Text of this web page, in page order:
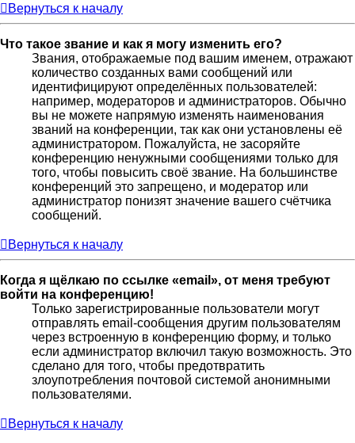
Вернуться к началу
Что такое звание и как я могу изменить его?
Звания, отображаемые под вашим именем, отражают
количество созданных вами сообщений или
идентифицируют определённых пользователей:
например, модераторов и администраторов. Обычно
вы не можете напрямую изменять наименования
званий на конференции, так как они установлены её
администратором. Пожалуйста, не засоряйте
конференцию ненужными сообщениями только для
того, чтобы повысить своё звание. На большинстве
конференций это запрещено, и модератор или
администратор понизят значение вашего счётчика
сообщений.
Вернуться к началу
Когда я щёлкаю по ссылке «email», от меня требуют
войти на конференцию!
Только зарегистрированные пользователи могут
отправлять email-сообщения другим пользователям
через встроенную в конференцию форму, и только
если администратор включил такую возможность. Это
сделано для того, чтобы предотвратить
злоупотребления почтовой системой анонимными
пользователями.
Вернуться к началу